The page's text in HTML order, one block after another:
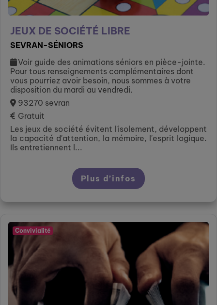
JEUX DE SOCIÉTÉ LIBRE
SEVRAN-SÉNIORS
Voir guide des animations séniors en pièce-jointe.
Pour tous renseignements complémentaires dont
vous pourriez avoir besoin, nous sommes à votre
disposition du mardi au vendredi.
93270 sevran
Gratuit
Les jeux de société évitent l'isolement, développent
la capacité d'attention, la mémoire, l'esprit logique.
Ils entretiennent l...
Plus d’infos
Convivialité